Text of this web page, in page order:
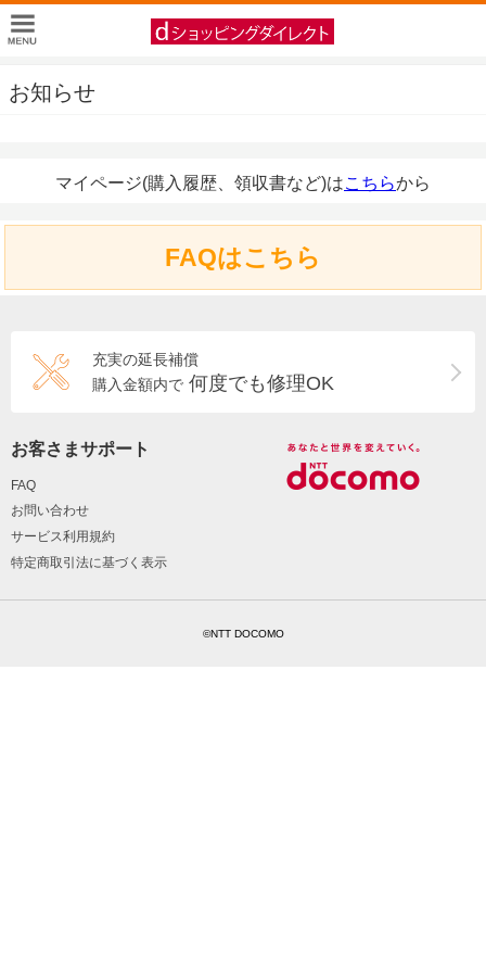
お知らせ
マイページ(購入履歴、領収書など)はこちらから
FAQはこちら
充実の延長補償
購入金額内で 何度でも修理OK
お客さまサポート
FAQ
お問い合わせ
サービス利用規約
特定商取引法に基づく表示
©NTT DOCOMO